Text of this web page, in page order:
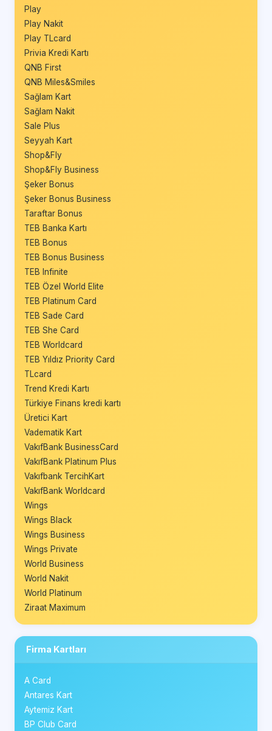
Play
Play Nakit
Play TLcard
Privia Kredi Kartı
QNB First
QNB Miles&Smiles
Sağlam Kart
Sağlam Nakit
Sale Plus
Seyyah Kart
Shop&Fly
Shop&Fly Business
Şeker Bonus
Şeker Bonus Business
Taraftar Bonus
TEB Banka Kartı
TEB Bonus
TEB Bonus Business
TEB Infinite
TEB Özel World Elite
TEB Platinum Card
TEB Sade Card
TEB She Card
TEB Worldcard
TEB Yıldız Priority Card
TLcard
Trend Kredi Kartı
Türkiye Finans kredi kartı
Üretici Kart
Vadematik Kart
VakıfBank BusinessCard
VakıfBank Platinum Plus
Vakıfbank TercihKart
VakıfBank Worldcard
Wings
Wings Black
Wings Business
Wings Private
World Business
World Nakit
World Platinum
Ziraat Maximum
Firma Kartları
A Card
Antares Kart
Aytemiz Kart
BP Club Card